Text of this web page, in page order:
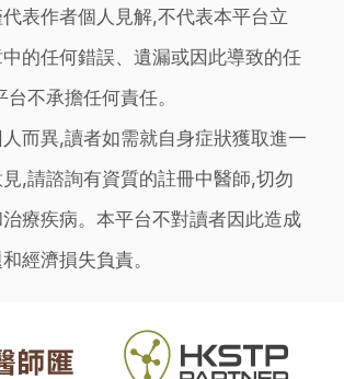
表作者個人見解,不代表本平台立
的任何錯誤、遺漏或因此導致的任
不承擔任何責任。
而異,讀者如需就自身症狀獲取進一
,請諮詢有資質的註冊中醫師,切勿
療疾病。本平台不對讀者因此造成
經濟損失負責。